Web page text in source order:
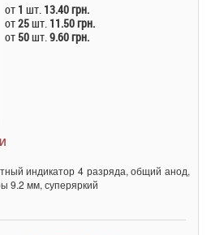
от 1 шт. 13.40 грн.
от25шт. 11.50 грн.
от 50шт.9.60 грн.
индикатор 4 разряда, общий анод,
9.2 мм, суперяркий